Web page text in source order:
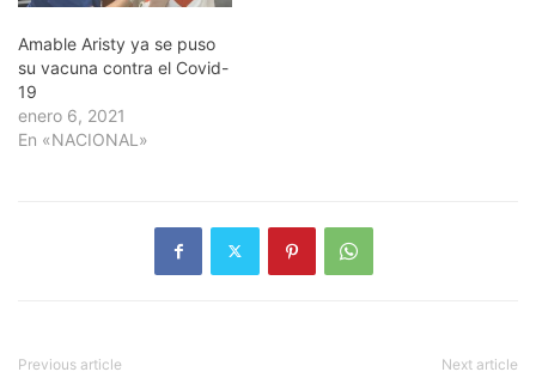
Amable Aristy ya se puso
su vacuna contra el Covid-
19
enero 6, 2021
En «NACIONAL»
Previous article Next article